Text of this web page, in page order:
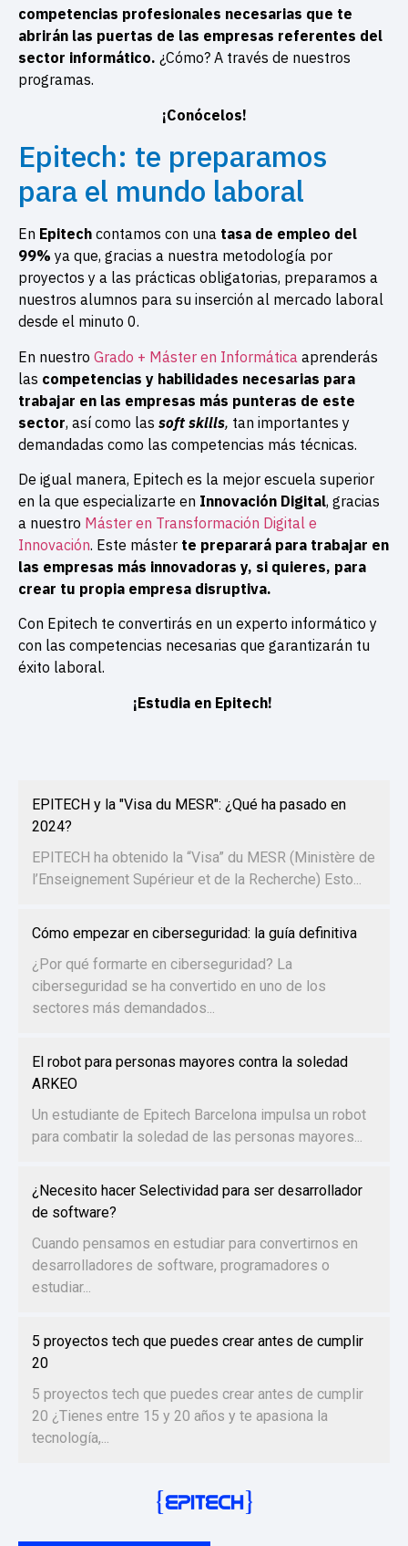
competencias profesionales necesarias que te
abrirán las puertas de las empresas referentes del
sector informático. ¿Cómo? A través de nuestros
programas.
¡Conócelos!
Epitech: te preparamos
para el mundo laboral
En Epitech contamos con una tasa de empleo del
99% ya que, gracias a nuestra metodología por
proyectos y a las prácticas obligatorias, preparamos a
nuestros alumnos para su inserción al mercado laboral
desde el minuto 0.
En nuestro Grado + Máster en Informática aprenderás
las competencias y habilidades necesarias para
trabajar en las empresas más punteras de este
sector, así como las soft skills, tan importantes y
demandadas como las competencias más técnicas.
De igual manera, Epitech es la mejor escuela superior
en la que especializarte en Innovación Digital, gracias
a nuestro Máster en Transformación Digital e
Innovación. Este máster te preparará para trabajar en
las empresas más innovadoras y, si quieres, para
crear tu propia empresa disruptiva.
Con Epitech te convertirás en un experto informático y
con las competencias necesarias que garantizarán tu
éxito laboral.
¡Estudia en Epitech!
EPITECH y la "Visa du MESR": ¿Qué ha pasado en
2024?
EPITECH ha obtenido la “Visa” du MESR (Ministère de
l’Enseignement Supérieur et de la Recherche) Esto...
Cómo empezar en ciberseguridad: la guía definitiva
¿Por qué formarte en ciberseguridad? La
ciberseguridad se ha convertido en uno de los
sectores más demandados...
El robot para personas mayores contra la soledad
ARKEO
Un estudiante de Epitech Barcelona impulsa un robot
para combatir la soledad de las personas mayores...
¿Necesito hacer Selectividad para ser desarrollador
de software?
Cuando pensamos en estudiar para convertirnos en
desarrolladores de software, programadores o
estudiar...
5 proyectos tech que puedes crear antes de cumplir
20
5 proyectos tech que puedes crear antes de cumplir
20 ¿Tienes entre 15 y 20 años y te apasiona la
tecnología,...